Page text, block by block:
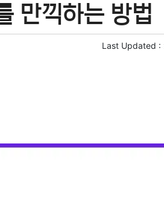
만끽하는 방법
Last Updated :